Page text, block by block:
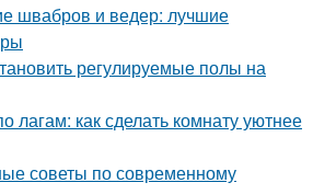
швабров и ведер: лучшие
регулируемые полы на
лагам: как сделать комнату уютнее
советы по современному